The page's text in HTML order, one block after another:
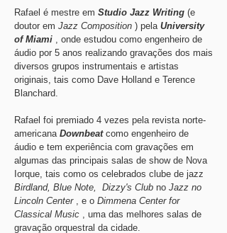
Rafael é mestre em Studio Jazz Writing (e
doutor em Jazz Composition ) pela University
of Miami , onde estudou como engenheiro de
áudio por 5 anos realizando gravações dos mais
diversos grupos instrumentais e artistas
originais, tais como Dave Holland e Terence
Blanchard.
Rafael foi premiado 4 vezes pela revista norte-
americana Downbeatcomo engenheiro de
áudio e tem experiência com gravações em
algumas das principais salas de show de Nova
Iorque, tais como os celebrados clube de jazz
Birdland, Blue Note,
Dizzy's Club no Jazz no
Lincoln Center, e o Dimmena Center for
Classical Music , uma das melhores salas de
gravação orquestral da cidade.